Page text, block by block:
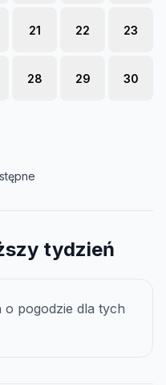
21 22 23
28 29 30
tydzień
pogodzie dla tych